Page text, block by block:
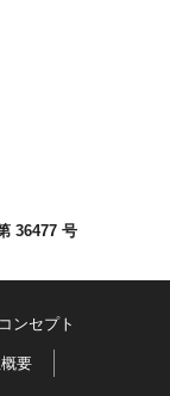
36477 号
コンセプト
要